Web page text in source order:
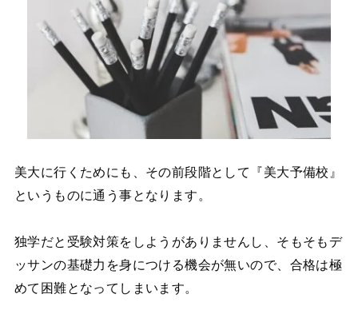
美大に行くためにも、その前段階として『美大予備校』
というものに通う事となります。
独学だと受験対策をしようがありませんし、そもそもデ
ッサンの基礎力を身につける機会が無いので、合格は極
めて困難となってしまいます。